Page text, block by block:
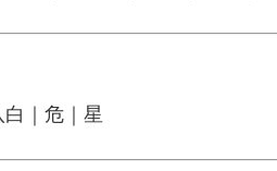
白｜危｜星